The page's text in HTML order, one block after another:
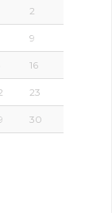
2
9
16
23
30